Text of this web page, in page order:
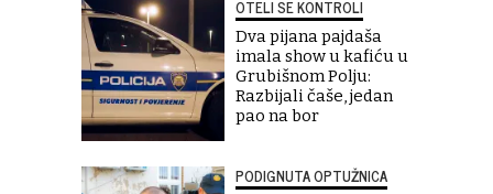
OTELI SE KONTROLI
Dva pijana pajdaša
imala show u kafiću u
Grubišnom Polju:
Razbijali čaše, jedan
pao na bor
PODIGNUTA OPTUŽNICA